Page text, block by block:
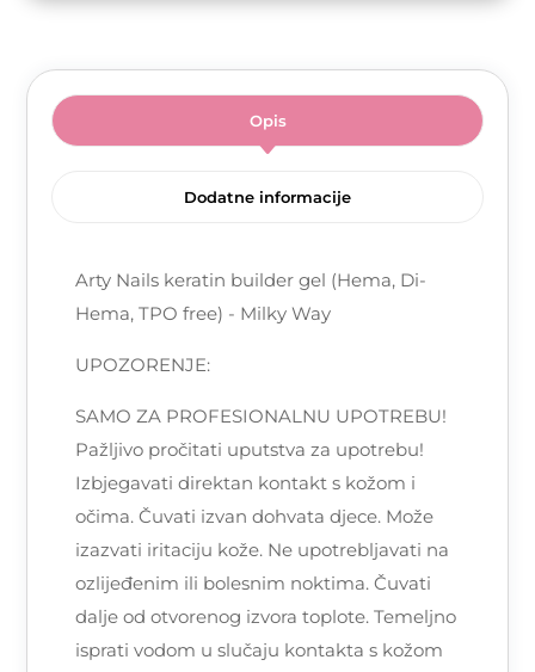
Opis
Dodatne informacije
Arty Nails keratin builder gel (Hema, Di-
Hema, TPO free) - Milky Way
UPOZORENJE:
SAMO ZA PROFESIONALNU UPOTREBU!
Pažljivo pročitati uputstva za upotrebu!
Izbjegavati direktan kontakt s kožom i
očima. Čuvati izvan dohvata djece. Može
izazvati iritaciju kože. Ne upotrebljavati na
ozlijeđenim ili bolesnim noktima. Čuvati
dalje od otvorenog izvora toplote. Temeljno
isprati vodom u slučaju kontakta s kožom